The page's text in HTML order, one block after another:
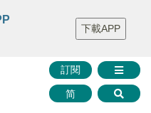
財華證券 媒體矩陣
智庫沙龍
聯絡我們
訂閱
简
下載APP